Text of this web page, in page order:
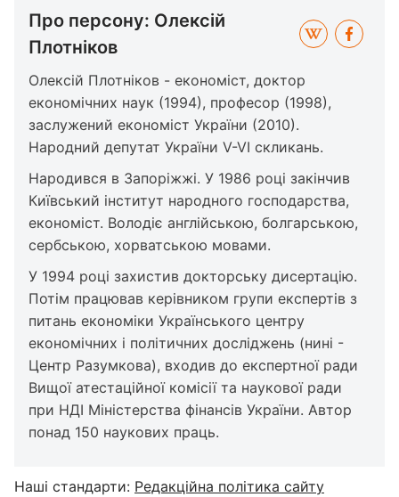
Про персону: Олексій
Плотніков
Олексій Плотніков - економіст, доктор
економічних наук (1994), професор (1998),
заслужений економіст України (2010).
Народний депутат України V-VI скликань.
Народився в Запоріжжі. У 1986 році закінчив
Київський інститут народного господарства,
економіст. Володіє англійською, болгарською,
сербською, хорватською мовами.
У 1994 році захистив докторську дисертацію.
Потім працював керівником групи експертів з
питань економіки Українського центру
економічних і політичних досліджень (нині -
Центр Разумкова), входив до експертної ради
Вищої атестаційної комісії та наукової ради
при НДІ Міністерства фінансів України. Автор
понад 150 наукових праць.
Наші стандарти: Редакційна політика сайту